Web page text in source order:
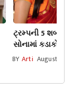
ટ્રમ્પની 5
સોનામાં કડાકો,
સસ્તું થશે?
BY Arti August